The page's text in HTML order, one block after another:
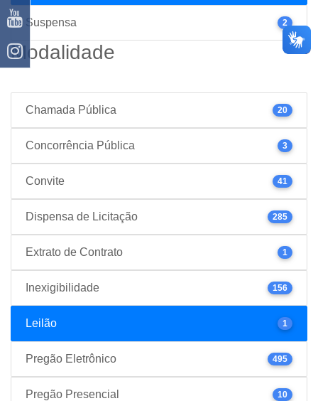
Suspensa 2
Modalidade
Chamada Pública 20
Concorrência Pública 3
Convite 41
Dispensa de Licitação 285
Extrato de Contrato 1
Inexigibilidade 156
Leilão 1
Pregão Eletrônico 495
Pregão Presencial 10